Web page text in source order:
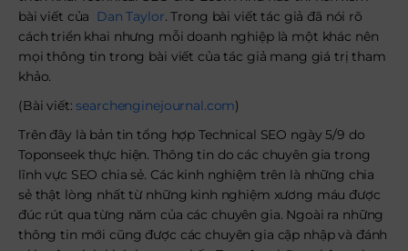
bài viết của Dan Taylor. Trong bài viết tác giả đã nói rõ
cách triển khai nhưng mỗi doanh nghiệp là một khác nên
mọi thông tin trong bài viết của tác giả mang giá trị tham
khảo.
(Bài viết:searchenginejournal.com)
Trên đây là bản tin tổng hợp Technical SEO ngày 5/9 do
Toponseek thực hiện. Thông tin do các chuyên gia trong
lĩnh vực SEO chia sẻ. Các kinh nghiệm trên là những chia
sẻ thật lòng nhất từ những kinh nghiệm xương máu được
đúc rút qua từng năm của các chuyên gia. Ngoài ra những
thông tin mới cũng được các chuyên gia cập nhập và đánh